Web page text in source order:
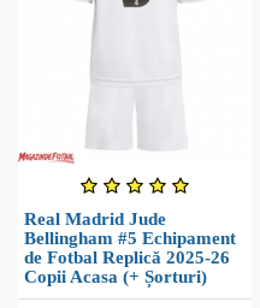
Real Madrid Jude
Bellingham #5 Echipament
de Fotbal Replică 2025-26
Copii Acasa (+ Șorturi)